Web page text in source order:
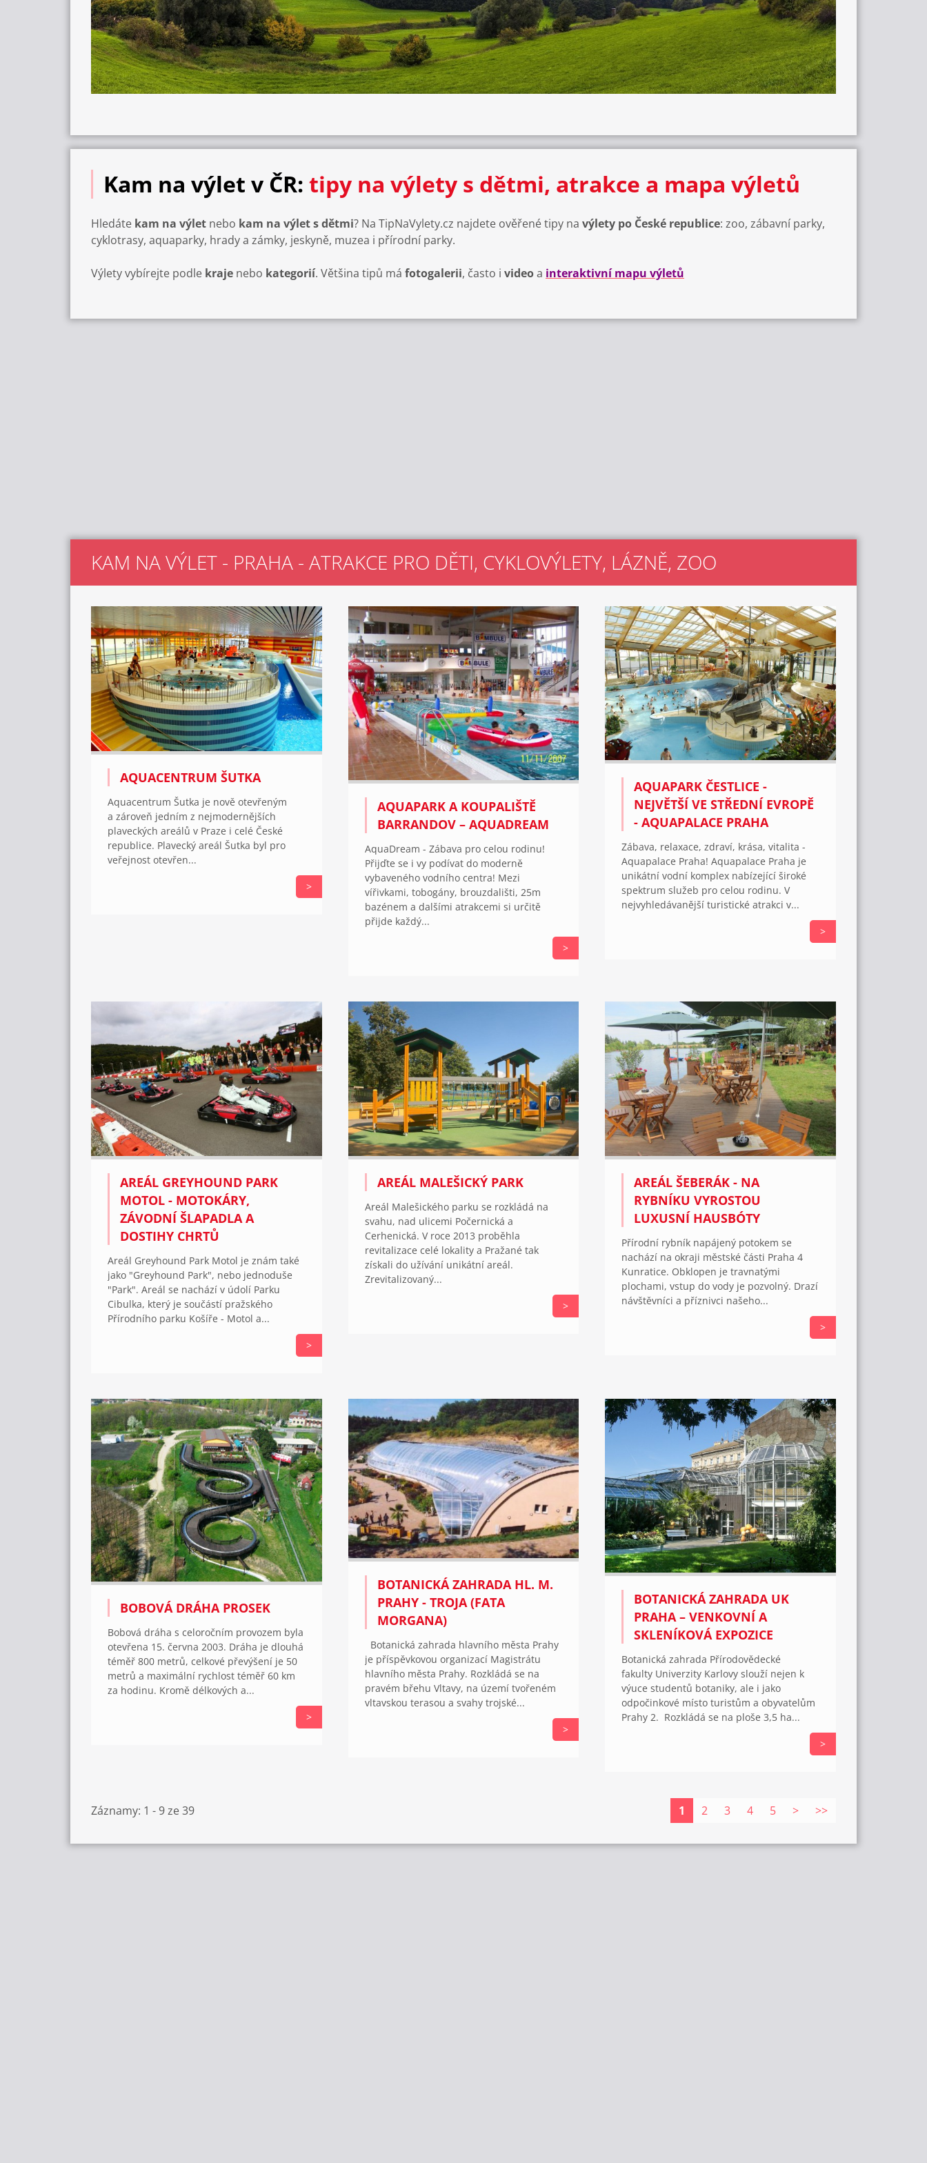
Kam na výlet v ČR: tipy na výlety s dětmi, atrakce a mapa výletů
Hledáte kam na výlet nebo kam na výlet s dětmi? Na TipNaVylety.cz najdete ověřené tipy na výlety po České republice: zoo, zábavní parky,
cyklotrasy, aquaparky, hrady a zámky, jeskyně, muzea i přírodní parky.
Výlety vybírejte podle kraje nebo kategorií. Většina tipů má fotogalerii, často i videoa interaktivní mapu výletů
KAM NA VÝLET - PRAHA - ATRAKCE PRO DĚTI, CYKLOVÝLETY, LÁZNĚ, ZOO
AQUACENTRUM ŠUTKA
Aquacentrum Šutka je nově otevřeným
a zároveň jedním z nejmodernějších
plaveckých areálů v Praze i celé České
republice. Plavecký areál Šutka byl pro
veřejnost otevřen...
>
AQUAPARK A KOUPALIŠTĚ
BARRANDOV – AQUADREAM
AquaDream - Zábava pro celou rodinu!
Přijďte se i vy podívat do moderně
vybaveného vodního centra! Mezi
vířivkami, tobogány, brouzdališti, 25m
bazénem a dalšími atrakcemi si určitě
přijde každý...
>
AQUAPARK ČESTLICE -
NEJVĚTŠÍ VE STŘEDNÍ EVROPĚ
- AQUAPALACE PRAHA
Zábava, relaxace, zdraví, krása, vitalita -
Aquapalace Praha! Aquapalace Praha je
unikátní vodní komplex nabízející široké
spektrum služeb pro celou rodinu. V
nejvyhledávanější turistické atrakci v...
>
AREÁL GREYHOUND PARK
MOTOL - MOTOKÁRY,
ZÁVODNÍ ŠLAPADLA A
DOSTIHY CHRTŮ
Areál Greyhound Park Motol je znám také
jako "Greyhound Park", nebo jednoduše
"Park". Areál se nachází v údolí Parku
Cibulka, který je součástí pražského
Přírodního parku Košíře - Motol a...
>
AREÁL MALEŠICKÝ PARK
Areál Malešického parku se rozkládá na
svahu, nad ulicemi Počernická a
Cerhenická. V roce 2013 proběhla
revitalizace celé lokality a Pražané tak
získali do užívání unikátní areál.
Zrevitalizovaný...
>
AREÁL ŠEBERÁK - NA
RYBNÍKU VYROSTOU
LUXUSNÍ HAUSBÓTY
Přírodní rybník napájený potokem se
nachází na okraji městské části Praha 4
Kunratice. Obklopen je travnatými
plochami, vstup do vody je pozvolný. Drazí
návštěvníci a příznivci našeho...
>
BOBOVÁ DRÁHA PROSEK
Bobová dráha s celoročním provozem byla
otevřena 15. června 2003. Dráha je dlouhá
téměř 800 metrů, celkové převýšení je 50
metrů a maximální rychlost téměř 60 km
za hodinu. Kromě délkových a...
>
BOTANICKÁ ZAHRADA HL. M.
PRAHY - TROJA (FATA
MORGANA)
Botanická zahrada hlavního města Prahy
je příspěvkovou organizací Magistrátu
hlavního města Prahy. Rozkládá se na
pravém břehu Vltavy, na území tvořeném
vltavskou terasou a svahy trojské...
>
BOTANICKÁ ZAHRADA UK
PRAHA – VENKOVNÍ A
SKLENÍKOVÁ EXPOZICE
Botanická zahrada Přírodovědecké
fakulty Univerzity Karlovy slouží nejen k
výuce studentů botaniky, ale i jako
odpočinkové místo turistům a obyvatelům
Prahy 2. Rozkládá se na ploše 3,5 ha...
>
Záznamy: 1 - 9 ze 39 1 2 3 4 5 > >>